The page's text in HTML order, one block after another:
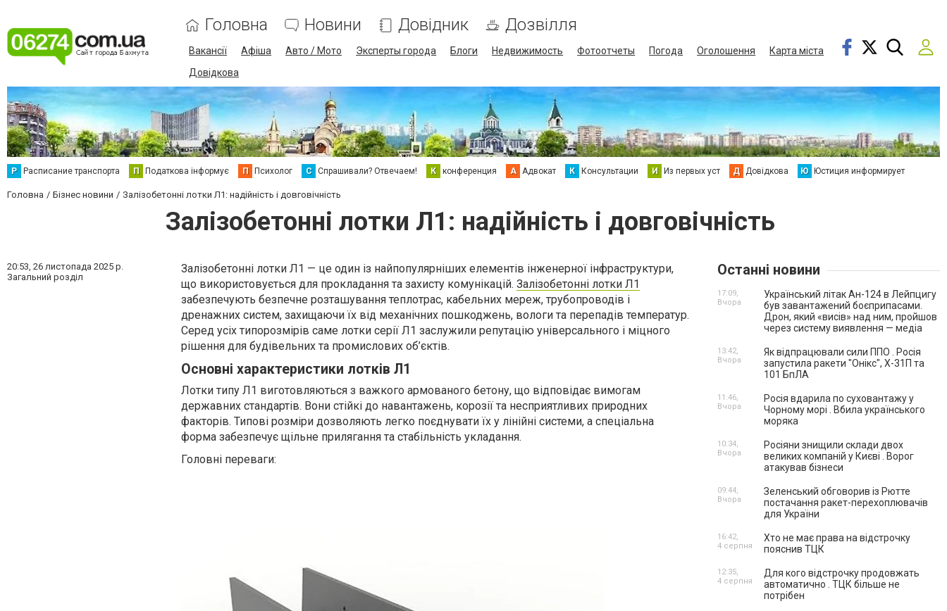
Головна Новини Довідник Дозвілля
Вакансії Афіша Авто / Мото Эксперты города Блоги Недвижимость Фотоотчеты Погода Оголошення
Карта міста
Довідкова
Р Расписание транспорта П Податкова інформує П Психолог С Спрашивали? Отвечаем! К конференция А Адвокат К Консультации И Из первых уст Д Довідкова Ю Юстиция информирует
Головна Бізнес новини Залізобетонні лотки Л1: надійність і довговічність
Залізобетонні лотки Л1: надійність і довговічність
20:53, 26 листопада 2025 р.
Загальний розділ
Залізобетонні лотки Л1 — це один із найпопулярніших елементів інженерної інфраструктури,
що використовується для прокладання та захисту комунікацій. Залізобетонні лотки Л1
забезпечують безпечне розташування теплотрас, кабельних мереж, трубопроводів і
дренажних систем, захищаючи їх від механічних пошкоджень, вологи та перепадів температур.
Серед усіх типорозмірів саме лотки серії Л1 заслужили репутацію універсального і міцного
рішення для будівельних та промислових об’єктів.
Основні характеристики лотків Л1
Лотки типу Л1 виготовляються з важкого армованого бетону, що відповідає вимогам
державних стандартів. Вони стійкі до навантажень, корозії та несприятливих природних
факторів. Типові розміри дозволяють легко поєднувати їх у лінійні системи, а спеціальна
форма забезпечує щільне прилягання та стабільність укладання.
Головні переваги:
Останні новини
Український літак Ан-124 в Лейпцигу
був завантажений боєприпасами.
Дрон, який «висів» над ним, пройшов
через систему виявлення — медіа
17:09,
Вчора
Як відпрацювали сили ППО . Росія
запустила ракети "Онікс", Х-31П та
101 БпЛА
13:42,
Вчора
Росія вдарила по суховантажу у
Чорному морі . Вбила українського
моряка
11:46,
Вчора
Росіяни знищили склади двох
великих компаній у Києві . Ворог
атакував бізнеси
10:34,
Вчора
Зеленський обговорив із Рютте
постачання ракет-перехоплювачів
для України
09:44,
Вчора
Хто не має права на відстрочку
пояснив ТЦК
16:42,
4 серпня
Для кого відстрочку продовжать
автоматично . ТЦК більше не
потрібен
12:35,
4 серпня